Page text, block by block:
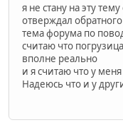
я не стану на эту
отверждал обратного
тема форума по
считаю что
вполне реально
и я считаю что у
Надеюсь что и у